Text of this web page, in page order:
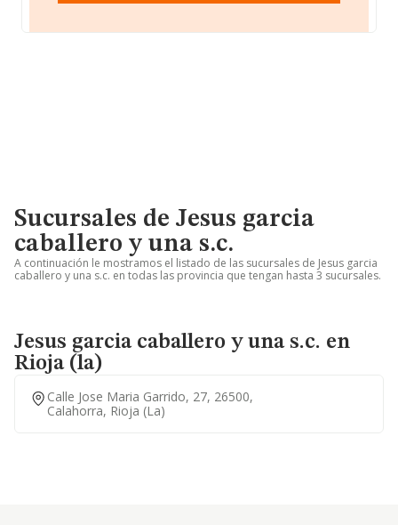
Sucursales de Jesus garcia
caballero y una s.c.
A continuación le mostramos el listado de las sucursales de Jesus garcia
caballero y una s.c. en todas las provincia que tengan hasta 3 sucursales.
Jesus garcia caballero y una s.c. en
Rioja (la)
Calle Jose Maria Garrido, 27, 26500,
Calahorra, Rioja (la)